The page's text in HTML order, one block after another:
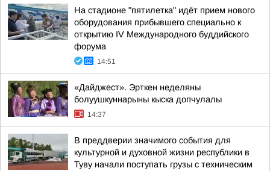
На стадионе "пятилетка" идёт прием нового
оборудования прибывшего специально к
открытию IV Международного буддийского
форума
14:51
«Дайджест». Эрткен неделяны
болуушкуннарыны кыска допчулалы
14:37
В преддверии значимого события для
культурной и духовной жизни республики в
Туву начали поступать грузы с техническим